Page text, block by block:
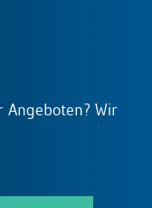
Angeboten? Wir